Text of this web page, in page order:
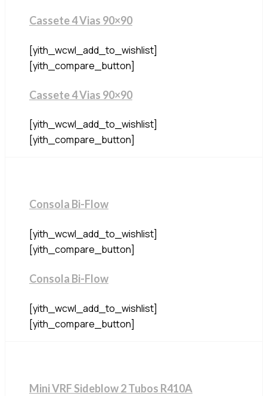
Cassete 4 Vias 90×90
[yith_wcwl_add_to_wishlist]
[yith_compare_button]
Cassete 4 Vias 90×90
[yith_wcwl_add_to_wishlist]
[yith_compare_button]
Consola Bi-Flow
[yith_wcwl_add_to_wishlist]
[yith_compare_button]
Consola Bi-Flow
[yith_wcwl_add_to_wishlist]
[yith_compare_button]
Mini VRF Sideblow 2 Tubos R410A